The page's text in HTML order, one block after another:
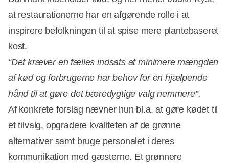
at restaurationerne har en afgørende rolle i at
inspirere befolkningen til at spise mere plantebaseret
kost.
“Det kræver en fælles indsats at minimere mængden
af kød og forbrugerne har behov for en hjælpende
hånd til at gøre det bæredygtige valg nemmere”.
Af konkrete forslag nævner hun bl.a. at gøre kødet til
et tilvalg, opgradere kvaliteten af de grønne
alternativer samt bruge personalet i deres
kommunikation med gæsterne. Et grønnere